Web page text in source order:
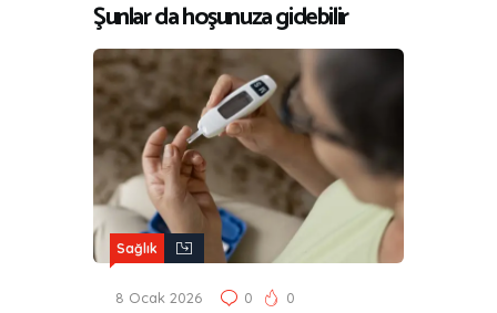
Şunlar da hoşunuza gidebilir
Sağlık
8 Ocak 2026 0 0